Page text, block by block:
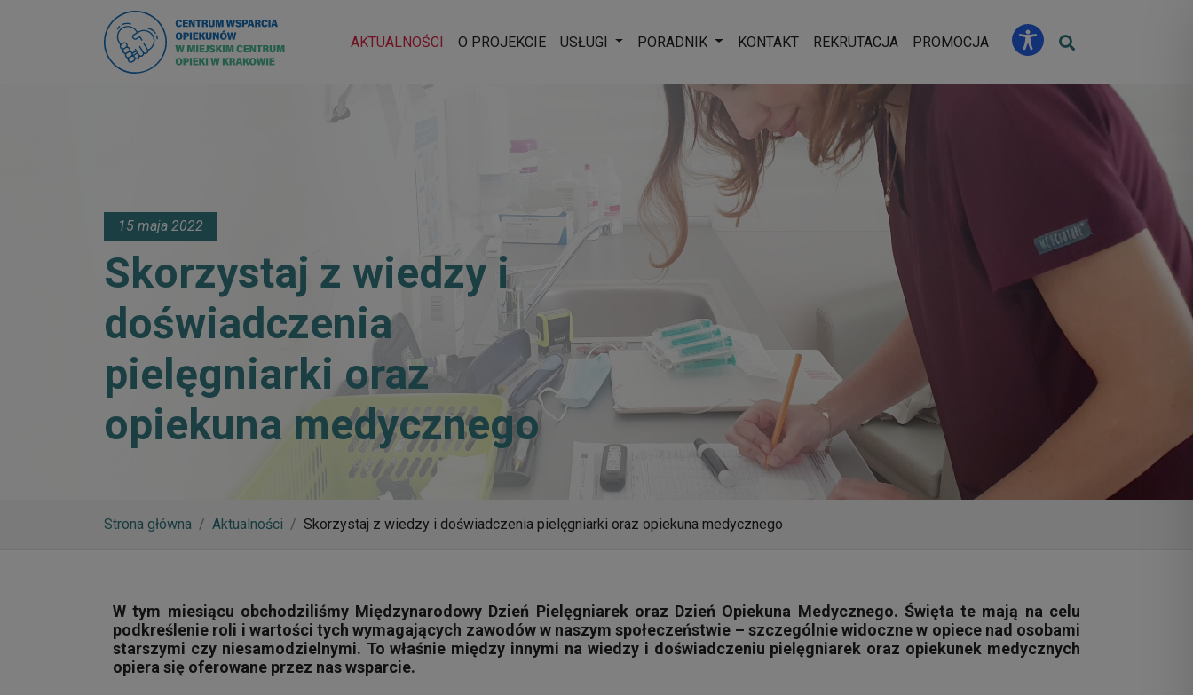
AKTUALNOŚCI O PROJEKCIE USŁUGI Rozwiń menu
PORADNIK Rozwiń menu
KONTAKT REKRUTACJA PROMOCJA
15 maja 2022
Skorzystaj z wiedzy i
doświadczenia
pielęgniarki oraz
opiekuna medycznego
Strona główna Aktualności Skorzystaj z wiedzy i doświadczenia pielęgniarki oraz opiekuna medycznego
W tym miesiącu obchodziliśmy Międzynarodowy Dzień Pielęgniarek oraz Dzień Opiekuna Medycznego. Święta te mają na celu
podkreślenie roli i wartości tych wymagających zawodów w naszym społeczeństwie – szczególnie widoczne w opiece nad osobami
starszymi czy niesamodzielnymi. To właśnie między innymi na wiedzy i doświadczeniu pielęgniarek oraz opiekunek medycznych
opiera się oferowane przez nas wsparcie.